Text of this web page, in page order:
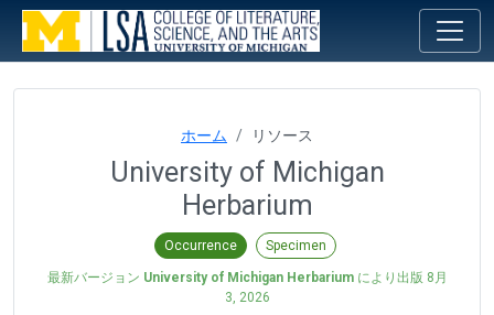
ホーム リソース
University of Michigan
Herbarium
Occurrence Specimen
最新バージョン University of Michigan Herbariumにより出版 8月
3, 2026